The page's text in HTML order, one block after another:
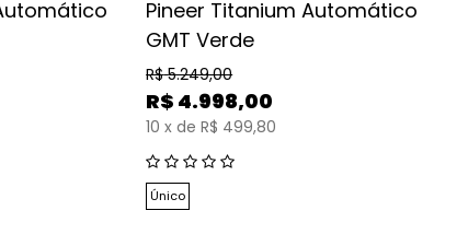
Pineer Titanium Automático
GMT Verde
R$ 5.249,00
R$ 4.998,00
10 x de R$ 499,80
Único